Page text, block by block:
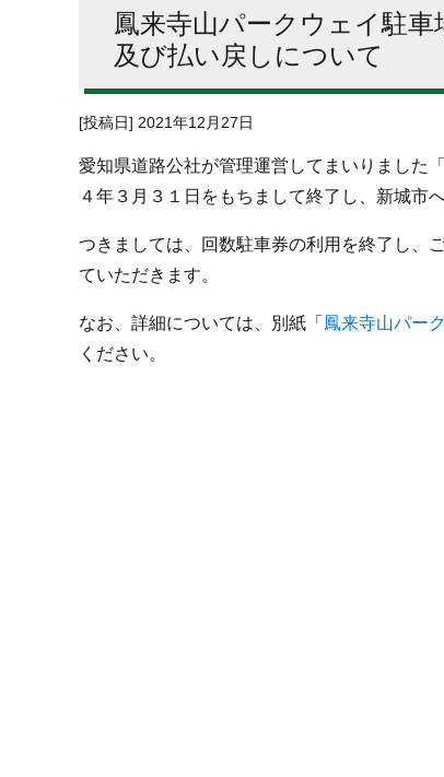
鳳来寺山パークウェイ駐
及び払い戻しについて
[投稿日] 2021年12月27日
愛知県道路公社が管理運営してまいりました
４年３月３１日をもちまして終了し、新城市
つきましては、回数駐車券の利用を終了し、
ていただきます。
なお、詳細については、別紙「 鳳来寺山パー
ください。